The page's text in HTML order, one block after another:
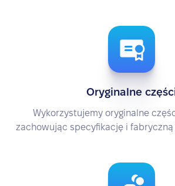
Oryginalne
Wykorzystujemy oryginalne
zachowując specyfikację i